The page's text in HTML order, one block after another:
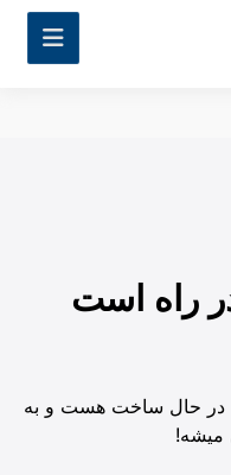
راه است
در حال ساخت هست و به
میشه!